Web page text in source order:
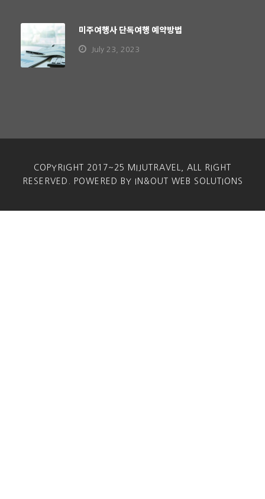
미주여행사 단독여행 예약방법
July 23, 2023
COPYRIGHT 2017~25 MIJUTRAVEL, ALL RIGHT
RESERVED. POWERED BY IN&OUT WEB SOLUTIONS